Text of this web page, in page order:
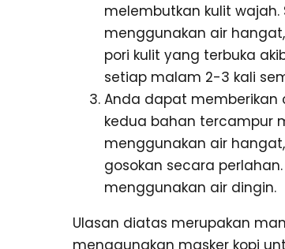
melembutkan kulit
menggunakan air
pori kulit yang terbuka
setiap malam 2-3 kali
Anda dapat memberikan
kedua bahan tercampur
menggunakan air
gosokan secara
menggunakan air dingin.
Ulasan diatas merupakan
menggunakan masker kopi